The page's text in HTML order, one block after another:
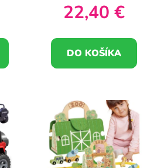
22,40 €
DO KOŠÍKA